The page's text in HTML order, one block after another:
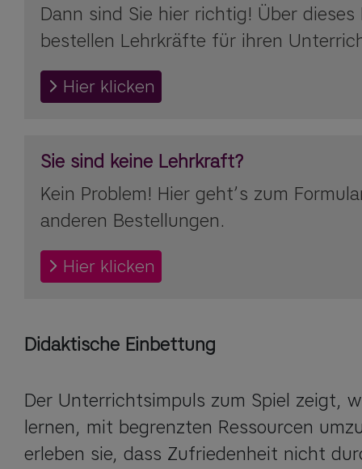
Dann sind Sie hier richtig! Über dieses
bestellen Lehrkräfte für ihren
Hier klicken
Sie sind keine Lehrkraft?
Kein Problem! Hier geht’s zum
anderen Bestellungen.
Hier klicken
Didaktische Einbettung
Der Unterrichtsimpuls zum Spiel zeigt,
lernen, mit begrenzten Ressourcen
erleben sie, dass Zufriedenheit nicht